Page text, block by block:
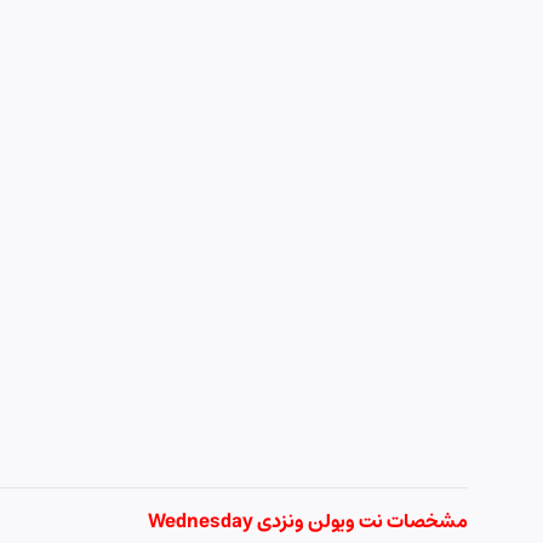
مشخصات نت ویولن ونزدی Wednesday